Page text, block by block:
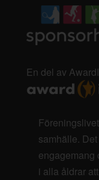
En del av
samhälle.
engagemang
i alla åldrar